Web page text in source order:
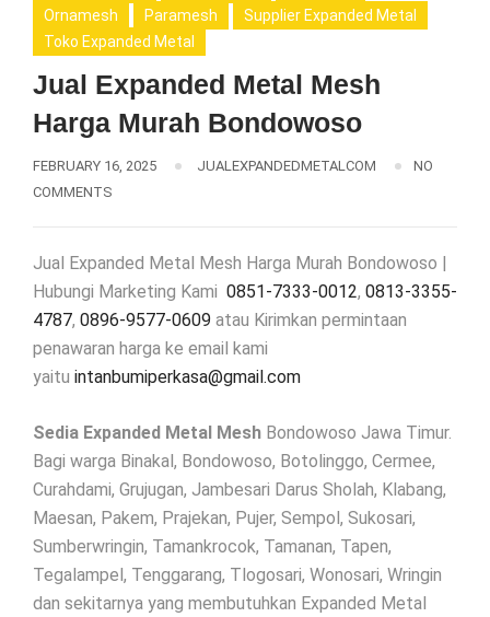
Ornamesh
Paramesh
Supplier Expanded Metal
Toko Expanded Metal
Jual Expanded Metal Mesh
Harga Murah Bondowoso
FEBRUARY 16, 2025 JUALEXPANDEDMETALCOM
NO
COMMENTS
Jual Expanded Metal Mesh Harga Murah Bondowoso |
Hubungi Marketing Kami 0851-7333-0012, 0813-3355-
4787, 0896-9577-0609 atau Kirimkan permintaan
penawaran harga ke email kami
yaitu intanbumiperkasa@gmail.com
Sedia Expanded Metal Mesh Bondowoso Jawa Timur.
Bagi warga Binakal, Bondowoso, Botolinggo, Cermee,
Curahdami, Grujugan, Jambesari Darus Sholah, Klabang,
Maesan, Pakem, Prajekan, Pujer, Sempol, Sukosari,
Sumberwringin, Tamankrocok, Tamanan, Tapen,
Tegalampel, Tenggarang, Tlogosari, Wonosari, Wringin
dan sekitarnya yang membutuhkan Expanded Metal